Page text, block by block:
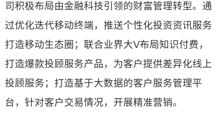
司积极布局由金融科技引领的财富管理转型。通
过优化迭代移动终端，推送个性化投资资讯服务
打造移动生态圈；联合业界大V布局知识付费，
打造爆款投顾服务产品，为客户提供差异化线上
投顾服务；打造基于大数据的客户服务管理平
台，针对客户交易情况，开展精准营销。